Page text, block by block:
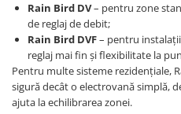
Rain Bird DV– pentru zone
de reglaj de debit;
Rain Bird DVF– pentru
reglaj mai fin și flexibilitate la
Pentru multe sisteme rezidențiale,
sigură decât o electrovană simplă,
ajuta la echilibrarea zonei.